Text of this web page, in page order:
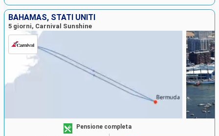
BAHAMAS, STATI UNITI
5 giorni, Carnival Sunshine
Pensione completa